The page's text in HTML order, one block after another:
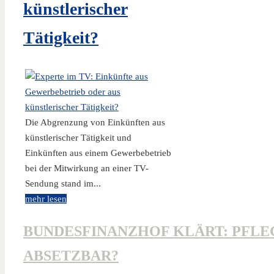
künstlerischer
Tätigkeit?
Die Abgrenzung von Einkünften aus
künstlerischer Tätigkeit und
Einkünften aus einem Gewerbebetrieb
bei der Mitwirkung an einer TV-
Sendung stand im...
mehr lesen
BUNDESFINANZHOF KLÄRT:
ABSETZBAR?